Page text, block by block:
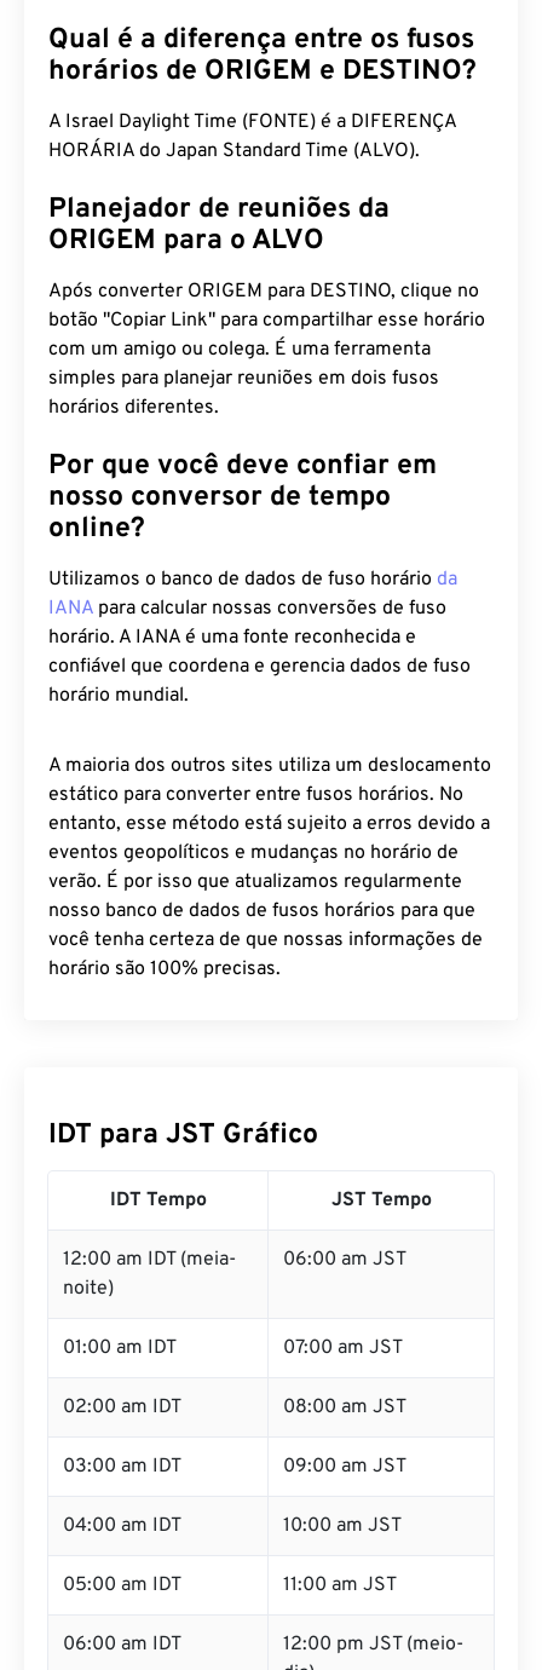
Qual é a diferença entre os fusos
horários de ORIGEM e DESTINO?
A Israel Daylight Time (FONTE) é a DIFERENÇA
HORÁRIA do Japan Standard Time (ALVO).
Planejador de reuniões da
ORIGEM para o ALVO
Após converter ORIGEM para DESTINO, clique no
botão "Copiar Link" para compartilhar esse horário
com um amigo ou colega. É uma ferramenta
simples para planejar reuniões em dois fusos
horários diferentes.
Por que você deve confiar em
nosso conversor de tempo
online?
Utilizamos o banco de dados de fuso horário da
IANA para calcular nossas conversões de fuso
horário. A IANA é uma fonte reconhecida e
confiável que coordena e gerencia dados de fuso
horário mundial.
A maioria dos outros sites utiliza um deslocamento
estático para converter entre fusos horários. No
entanto, esse método está sujeito a erros devido a
eventos geopolíticos e mudanças no horário de
verão. É por isso que atualizamos regularmente
nosso banco de dados de fusos horários para que
você tenha certeza de que nossas informações de
horário são 100% precisas.
IDT para JST Gráfico
IDT Tempo JST Tempo
12:00 am IDT (meia-
noite)
06:00 am JST
01:00 am IDT 07:00 am JST
02:00 am IDT 08:00 am JST
03:00 am IDT 09:00 am JST
04:00 am IDT 10:00 am JST
05:00 am IDT 11:00 am JST
06:00 am IDT
12:00 pm JST (meio-